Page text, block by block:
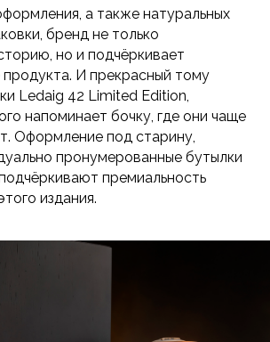
а также натуральных
бренд не только
но и подчёркивает
И прекрасный тому
Ledaig 42 Limited Edition,
напоминает бочку, где они чаще
Оформление под старину,
пронумерованные бутылки
премиальность
издания.